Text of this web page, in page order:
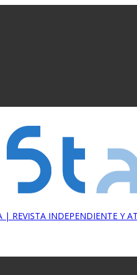
| REVISTA INDEPENDIENTE Y